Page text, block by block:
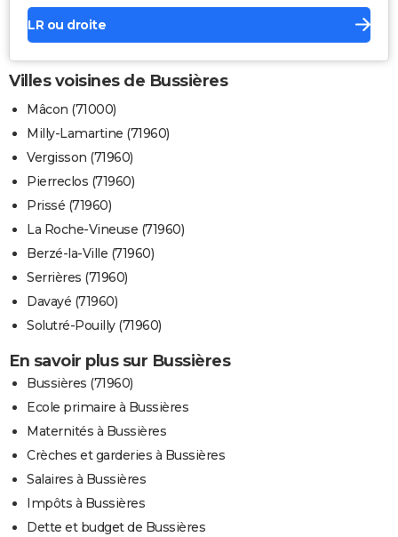
LR ou droite
Villes voisines de Bussières
Mâcon (71000)
Milly-Lamartine (71960)
Vergisson (71960)
Pierreclos (71960)
Prissé (71960)
La Roche-Vineuse (71960)
Berzé-la-Ville (71960)
Serrières (71960)
Davayé (71960)
Solutré-Pouilly (71960)
En savoir plus sur Bussières
Bussières (71960)
Ecole primaire à Bussières
Maternités à Bussières
Crèches et garderies à Bussières
Salaires à Bussières
Impôts à Bussières
Dette et budget de Bussières